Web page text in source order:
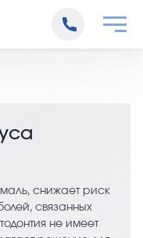
снижает риск
связанных
не имеет